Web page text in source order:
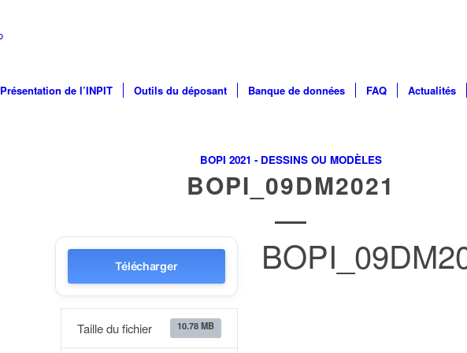
Présentation de l’INPIT Outils du déposant Banque de données FAQ Actualités
BOPI 2021 - DESSINS OU MODÈLES
BOPI_09DM2021
Télécharger
Taille du fichier 10.78 MB